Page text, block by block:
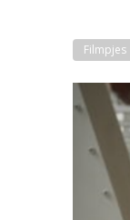
Filmpjes